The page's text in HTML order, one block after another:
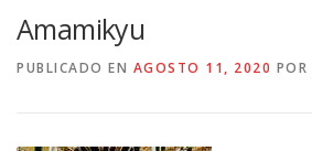
Amamikyu
PUBLICADO EN AGOSTO 11, 2020 POR